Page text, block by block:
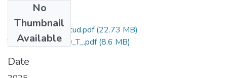
No
Thumbnail
Available
Grado de Similitud.pdf(22.73 MB)
T036_75249350_T_.pdf(8.6 MB)
Date